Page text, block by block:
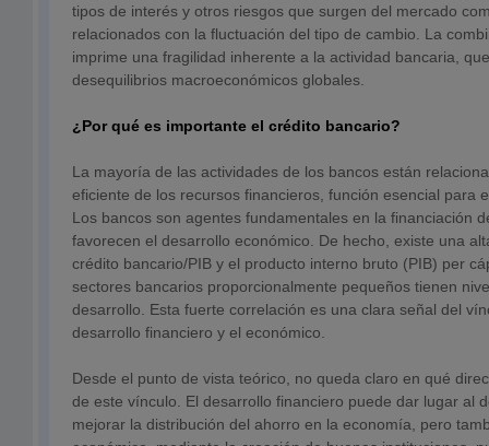
tipos de interés y otros riesgos que surgen del mercado
relacionados con la fluctuación del tipo de cambio. La
imprime una fragilidad inherente a la actividad bancaria,
desequilibrios macroeconómicos globales.
¿Por qué es importante el crédito bancario?
La mayoría de las actividades de los bancos están
eficiente de los recursos financieros, función esencial para
Los bancos son agentes fundamentales en la financiación
favorecen el desarrollo económico. De hecho, existe una
crédito bancario/PIB y el producto interno bruto (PIB) per
sectores bancarios proporcionalmente pequeños tienen
desarrollo. Esta fuerte correlación es una clara señal del
desarrollo financiero y el económico.
Desde el punto de vista teórico, no queda claro en qué
de este vínculo. El desarrollo financiero puede dar lugar al
mejorar la distribución del ahorro en la economía, pero